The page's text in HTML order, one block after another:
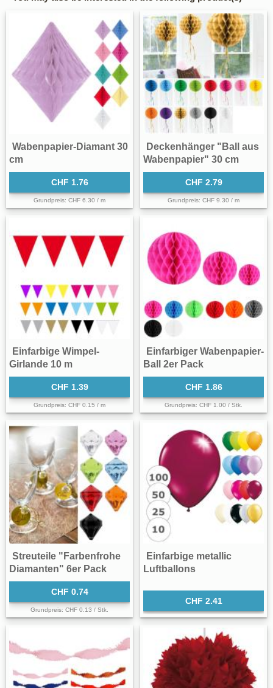
Wabenpapier-Diamant 30
cm
CHF 1.76
Grundpreis: CHF 6.30 / m
Deckenhänger "Ball aus
Wabenpapier" 30 cm
CHF 2.79
Grundpreis: CHF 9.30 / m
Einfarbige Wimpel-
Girlande 10 m
CHF 1.39
Grundpreis: CHF 0.15 / m
Einfarbiger Wabenpapier-
Ball 2er Pack
CHF 1.86
Grundpreis: CHF 1.00 / Stk.
Streuteile "Farbenfrohe
Diamanten" 6er Pack
CHF 0.74
Grundpreis: CHF 0.13 / Stk.
Einfarbige metallic
Luftballons
CHF 2.41